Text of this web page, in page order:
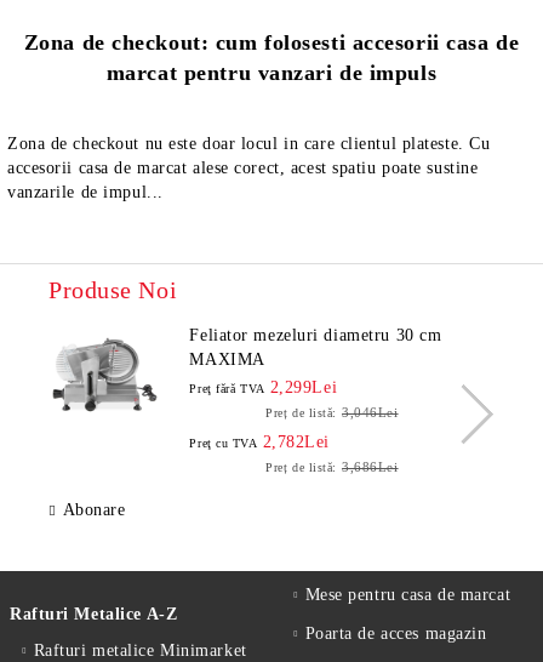
Zona de checkout: cum folosesti accesorii casa de
marcat pentru vanzari de impuls
Zona de checkout nu este doar locul in care clientul plateste. Cu
accesorii casa de marcat alese corect, acest spatiu poate sustine
vanzarile de impul...
Produse Noi
Feliator mezeluri diametru 30 cm
MAXIMA
Preţ fără TVA 2,299Lei
Preț de listă: 3,046Lei
Preţ cu TVA 2,782Lei
Preț de listă: 3,686Lei
Abonare
Rafturi Metalice A-Z
Rafturi metalice Minimarket
Mese pentru casa de marcat
Poarta de acces magazin